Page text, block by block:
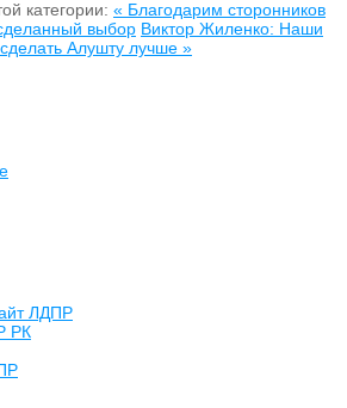
категории: « Благодарим сторонников
выбор Виктор Жиленко: Наши
Алушту лучше »
ЛДПР
РК